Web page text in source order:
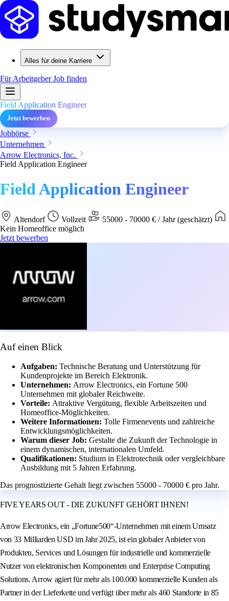
Alles für deine Karriere
Für ArbeitgeberJob finden
Field Application Engineer
Jetzt bewerben
Jobbörse
Unternehmen
Arrow Electronics, Inc.
Field Application Engineer
Field Application Engineer
Altendorf Vollzeit
55000 - 70000 € / Jahr (geschätzt)
Kein Homeoffice möglich
Jetzt bewerben
Auf einen Blick
Aufgaben: Technische Beratung und Unterstützung für
Kundenprojekte im Bereich Elektronik.
Unternehmen: Arrow Electronics, ein Fortune 500
Unternehmen mit globaler Reichweite.
Vorteile: Attraktive Vergütung, flexible Arbeitszeiten und
Homeoffice-Möglichkeiten.
Weitere Informationen: Tolle Firmenevents und zahlreiche
Entwicklungsmöglichkeiten.
Warum dieser Job: Gestalte die Zukunft der Technologie in
einem dynamischen, internationalen Umfeld.
Qualifikationen: Studium in Elektrotechnik oder vergleichbare
Ausbildung mit 5 Jahren Erfahrung.
Das prognostizierte Gehalt liegt zwischen 55000 - 70000 € pro Jahr.
FIVE YEARS OUT - DIE ZUKUNFT GEHÖRT IHNEN!
Arrow Electronics, ein „Fortune500“-Unternehmen mit einem Umsatz
von 33 Milliarden USD im Jahr 2025, ist ein globaler Anbieter von
Produkten, Services und Lösungen für industrielle und kommerzielle
Nutzer von elektronischen Komponenten und Enterprise Computing
Solutions. Arrow agiert für mehr als 100.000 kommerzielle Kunden als
Partner in der Lieferkette und verfügt über mehr als 460 Standorte in 85